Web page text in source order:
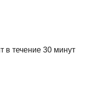
в течение 30 минут